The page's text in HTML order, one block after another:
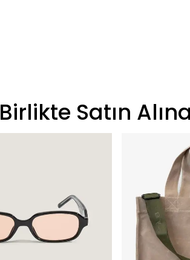
Birlikte Satın